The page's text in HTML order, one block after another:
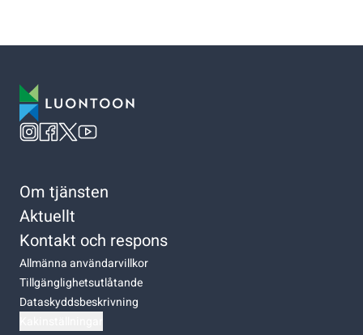
Om tjänsten
Aktuellt
Kontakt och respons
Allmänna användarvillkor
Tillgänglighetsutlåtande
Dataskyddsbeskrivning